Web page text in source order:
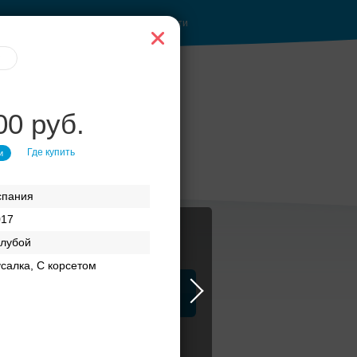
руб.
Где купить
С корсетом
Войти
Торжество в
Петергофе